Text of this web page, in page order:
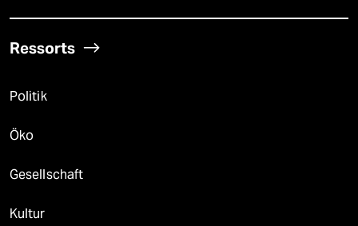
Ressorts
Politik
Öko
Gesellschaft
Kultur